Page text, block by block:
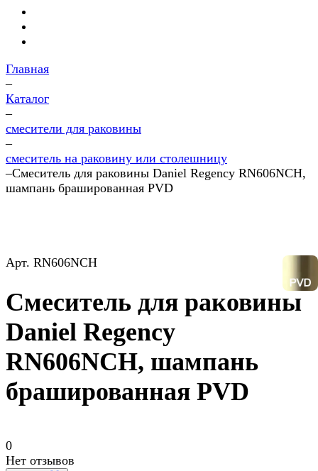
Главная
–
Каталог
–
смесители для раковины
–
смеситель на раковину или столешницу
–Смеситель для раковины Daniel Regency RN606NCH,
шампань брашированная PVD
Арт. RN606NCH
Смеситель для раковины
Daniel Regency
RN606NCH, шампань
брашированная PVD
0
Нет отзывов